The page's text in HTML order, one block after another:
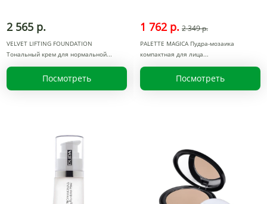
2 565 р.
VELVET LIFTING FOUNDATION
Тональный крем для нормальной
Посмотреть
1 762 р. 2 349 р.
PALETTE MAGICA Пудра-мозаика
компактная для лица
Посмотреть